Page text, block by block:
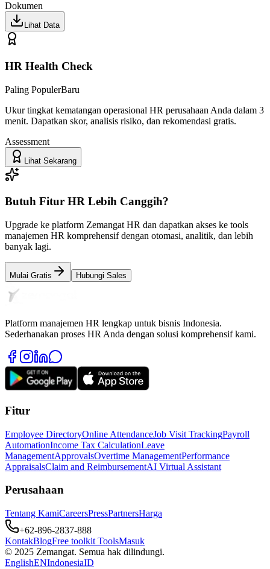
Dokumen
Lihat Data
HR Health Check
Paling PopulerBaru
Ukur tingkat kematangan operasional HR perusahaan Anda dalam 3
menit. Dapatkan skor, analisis risiko, dan rekomendasi gratis.
Assessment
Lihat Sekarang
Butuh Fitur HR Lebih Canggih?
Upgrade ke platform Zemangat HR dan dapatkan akses ke tools
manajemen HR komprehensif dengan otomasi, analitik, dan lebih
banyak lagi.
Mulai Gratis Hubungi Sales
Platform manajemen HR lengkap untuk bisnis Indonesia.
Sederhanakan proses HR Anda dengan solusi komprehensif kami.
Fitur
Employee DirectoryOnline AttendanceJob Visit TrackingPayroll
AutomationIncome Tax CalculationLeave
ManagementApprovalsOvertime ManagementPerformance
AppraisalsClaim and ReimbursementAI Virtual Assistant
Perusahaan
Tentang KamiCareersPressPartnersHarga
+62-896-2837-888
KontakBlogFree toolkit ToolsMasuk
© 2025 Zemangat. Semua hak dilindungi.
EnglishENIndonesiaID